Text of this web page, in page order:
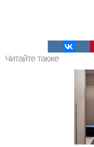
Читайте также